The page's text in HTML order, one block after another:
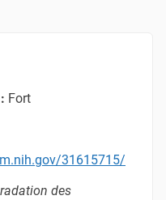
Fort
31615715/
des